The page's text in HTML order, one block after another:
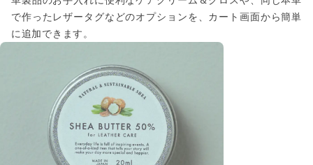
で作ったレザータグなどのオプションを、カート画面から簡単
に追加できます。